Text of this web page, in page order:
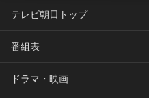
テレビ朝日トップ
番組表
ドラマ・映画